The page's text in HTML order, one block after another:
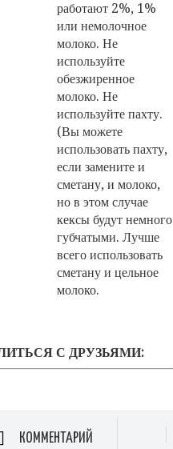
работают 2%, 1%
или немолочное
молоко. Не
используйте
обезжиренное
молоко. Не
используйте пахту.
(Вы можете
использовать пахту,
если замените и
сметану, и молоко,
но в этом случае
кексы будут немного
губчатыми. Лучше
всего использовать
сметану и цельное
молоко.
С ДРУЗЬЯМИ:
КОММЕНТАРИЙ